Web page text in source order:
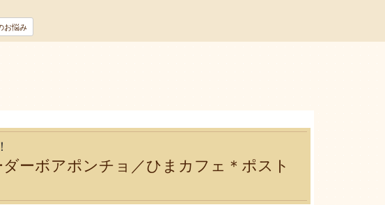
お悩み
ーボアポンチョ／ひまカフェ＊ポスト